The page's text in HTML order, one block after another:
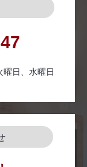
日、水曜日